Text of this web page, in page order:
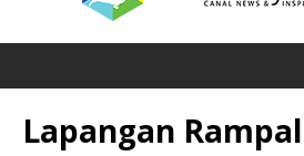
Lapangan Rampal